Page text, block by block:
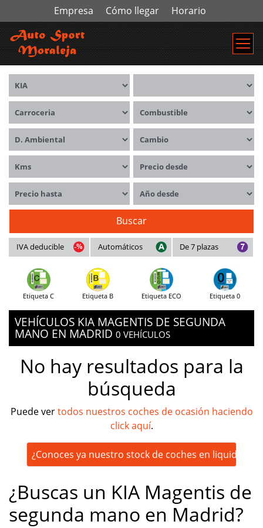
Empresa Cómo llegar Horario
Marca
Carrocerías Combustible
Distintivo ambiental Cambio
Kms Precio desde
Precio hasta Año desde
Buscar
IVA deducible Automáticos De 7 plazas
Etiqueta C Etiqueta B Etiqueta ECO Etiqueta 0
VEHÍCULOS KIA MAGENTIS DE SEGUNDA
MANO EN MADRID 0 VEHÍCULOS
No hay resultados para la
búsqueda
Puede vertodos nuestros coches de ocasión haciendo
click aquí.
¿Conoces ya nuestro stock de coches en
¿Buscas un KIA Magentis de
segunda mano en Madrid?